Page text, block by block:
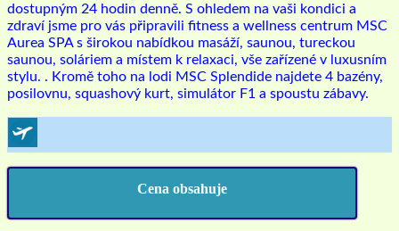
dostupným 24 hodin denně. S ohledem na vaši kondici a
zdraví jsme pro vás připravili fitness a wellness centrum MSC
Aurea SPA s širokou nabídkou masáží, saunou, tureckou
saunou, soláriem a místem k relaxaci, vše zařízené v luxusním
stylu. . Kromě toho na lodi MSC Splendide najdete 4 bazény,
posilovnu, squashový kurt, simulátor F1 a spoustu zábavy.
Cena obsahuje